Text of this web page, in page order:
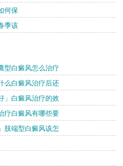
何保
季该
型白癜风怎么治疗
么白癜风治疗后还
」白癜风治疗的效
疗白癜风有哪些要
肢端型白癜风该怎